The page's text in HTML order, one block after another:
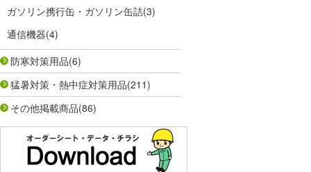
ガソリン携行缶・ガソリン缶詰(3)
通信機器(4)
防寒対策用品(6)
猛暑対策・熱中症対策用品(211)
その他掲載商品(86)